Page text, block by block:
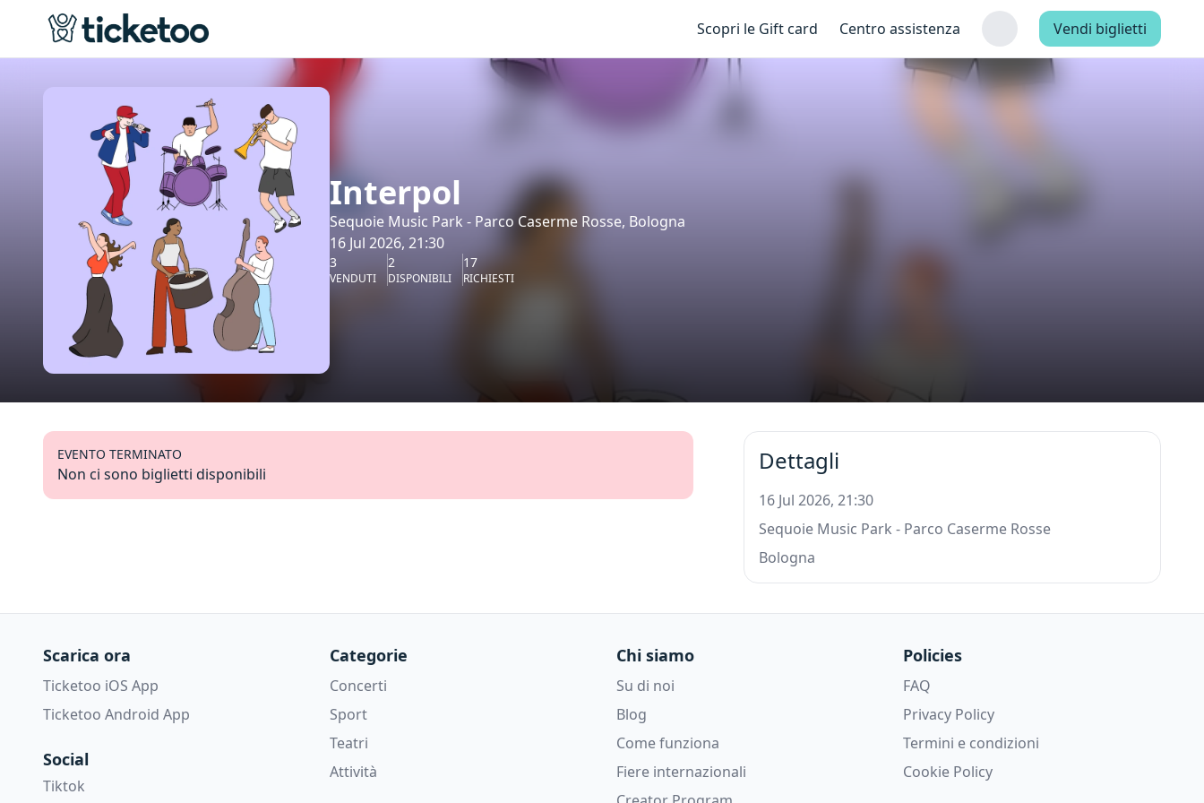
Scopri le Gift card Centro assistenza Vendi biglietti
Interpol
Sequoie Music Park - Parco Caserme Rosse, Bologna
16 Jul 2026, 21:30
3
VENDUTI
2
DISPONIBILI
17
RICHIESTI
EVENTO TERMINATO
Non ci sono biglietti disponibili Dettagli
16 Jul 2026, 21:30
Sequoie Music Park - Parco Caserme Rosse
Bologna
Scarica ora
Ticketoo iOS App
Ticketoo Android App
Social
Tiktok
Categorie
Concerti
Sport
Teatri
Attività
Chi siamo
Su di noi
Blog
Come funziona
Fiere internazionali
Policies
FAQ
Privacy Policy
Termini e condizioni
Cookie Policy